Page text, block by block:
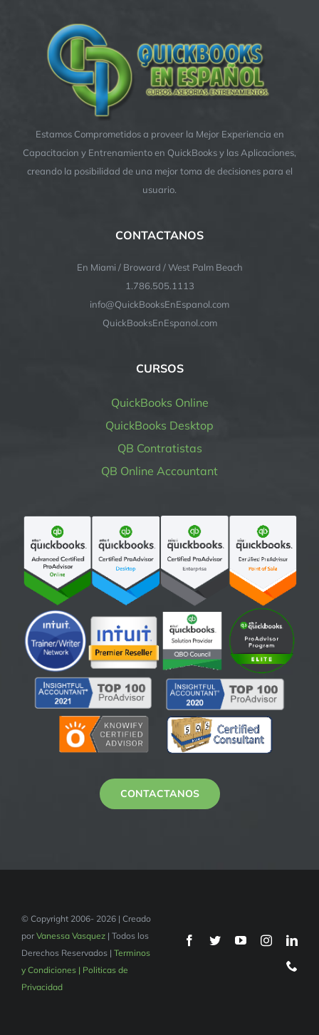
Estamos Comprometidos a proveer la Mejor Experiencia en
Capacitacion y Entrenamiento en QuickBooks y las Aplicaciones,
creando la posibilidad de una mejor toma de decisiones para el
usuario.
CONTACTANOS
En Miami / Broward / West Palm Beach
1.786.505.1113
info@QuickBooksEnEspanol.com
QuickBooksEnEspanol.com
CURSOS
QuickBooks Online
QuickBooks Desktop
QB Contratistas
QB Online Accountant
CONTACTANOS
© Copyright 2006- 2026 | Creado
porVanessa Vasquez| Todos los
Derechos Reservados | Terminos
y Condiciones | Politicas de
Privacidad